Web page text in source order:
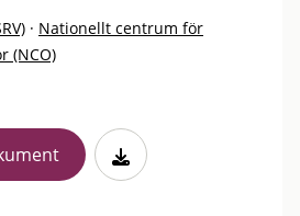
· Nationellt centrum för
(NCO)